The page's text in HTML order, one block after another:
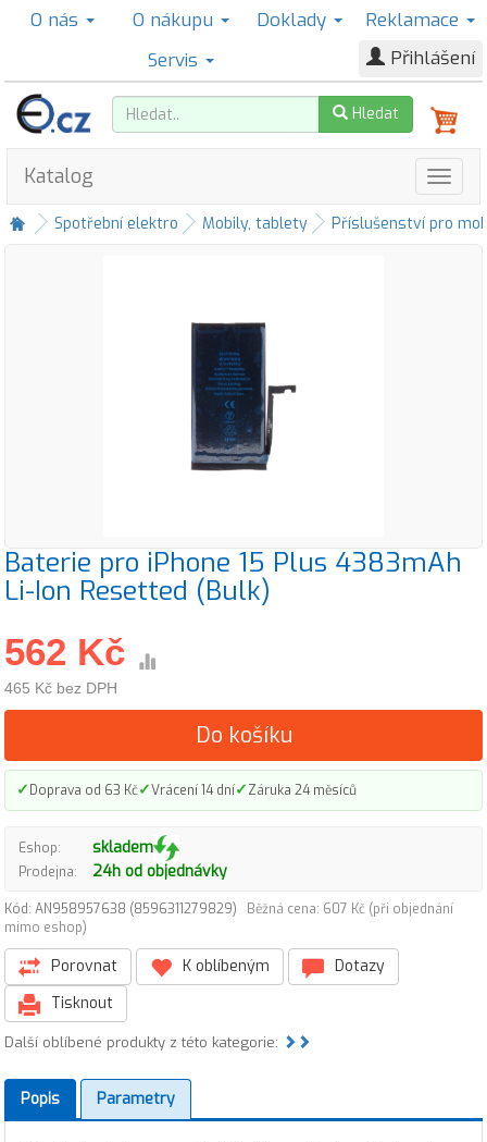
O nás O nákupu Doklady
Reklamace
Servis
Přihlášení
Hledat
Katalog
Spotřební elektro Mobily, tablety Příslušenství pro
Baterie pro iPhone 15 Plus 4383mAh
Li-Ion Resetted (Bulk)
562 Kč
465 Kč bez DPH
Do košíku
✓Doprava od 63 Kč✓Vrácení 14 dní✓Záruka 24 měsíců
Eshop: skladem
Prodejna: 24h od objednávky
Kód: AN958957638 (8596311279829)
Běžná cena: 607 Kč (při objednání
mimo eshop)
Porovnat K oblíbeným
Dotazy
Tisknout
Další oblíbené produkty z této kategorie:
Popis Parametry